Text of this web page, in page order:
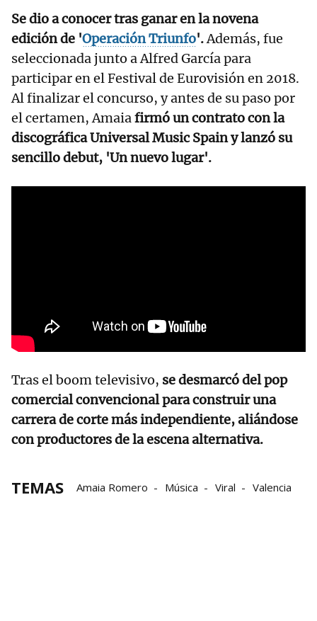
Se dio a conocer tras ganar en la novena
edición de 'Operación Triunfo'.​Además, fue
seleccionada junto a Alfred García para
participar en el Festival de Eurovisión en 2018.​
Al finalizar el concurso, y antes de su paso por
el certamen, Amaiafirmó un contrato con la
discográfica Universal Music Spain y lanzó su
sencillo debut, 'Un nuevo lugar'.
Tras el boom televisivo, se desmarcó del pop
comercial convencional para construir una
carrera de corte más independiente, aliándose
con productores de la escena alternativa.
TEMAS Amaia Romero Música Viral Valencia